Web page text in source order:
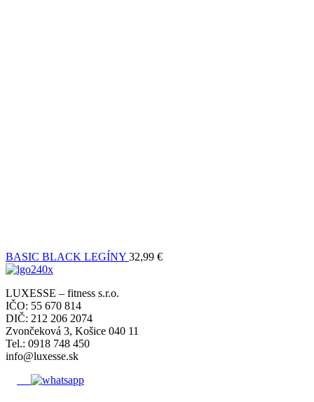
BASIC BLACK LEGÍNY 32,99 €
LUXESSE – fitness s.r.o.
IČO: 55 670 814
DIČ: 212 206 2074
Zvončeková 3, Košice 040 11
Tel.: 0918 748 450
info@luxesse.sk